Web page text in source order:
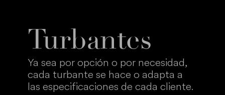
Turbantes
Ya sea por opción o por necesidad,
cada turbante se hace o adapta a
las especificaciones de cada cliente.